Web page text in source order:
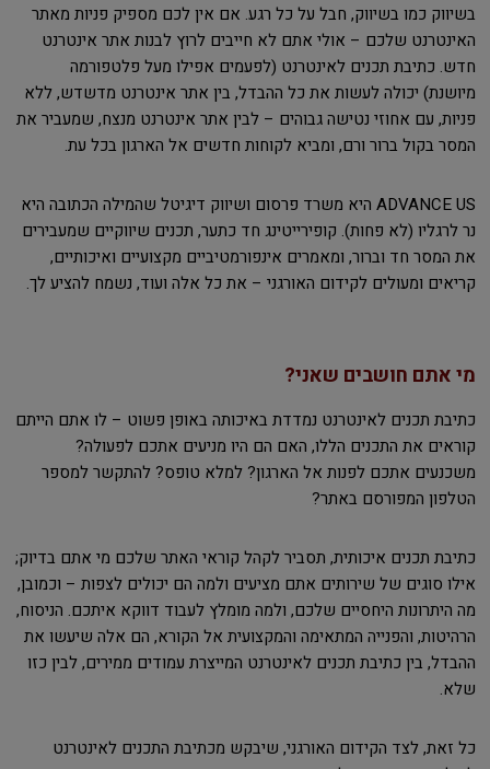
בשיווק כמו בשיווק, חבל על כל רגע. אם אין לכם מספיק פניות מאתר
האינטרנט שלכם – אולי אתם לא חייבים לרוץ לבנות אתר אינטרנט
חדש. כתיבת תכנים לאינטרנט (לפעמים אפילו מעל פלטפורמה
מיושנת) יכולה לעשות את כל ההבדל, בין אתר אינטרנט מדשדש, ללא
פניות, עם אחוזי נטישה גבוהים – לבין אתר אינטרנט מנצח, שמעביר את
המסר בקול ברור ורם, ומביא לקוחות חדשים אל הארגון בכל עת.
ADVANCE US היא משרד פרסום ושיווק דיגיטל שהמילה הכתובה היא
נר לרגליו (לא פחות). קופירייטינג חד כתער, תכנים שיווקיים שמעבירים
את המסר חד וברור, ומאמרים אינפורמטיביים מקצועיים ואיכותיים,
קריאים ומעולים לקידום האורגני – את כל אלה ועוד, נשמח להציע לך.
מי אתם חושבים שאני?
כתיבת תכנים לאינטרנט נמדדת באיכותה באופן פשוט – לו אתם הייתם
קוראים את התכנים הללו, האם הם היו מניעים אתכם לפעולה?
משכנעים אתכם לפנות אל הארגון? למלא טופס? להתקשר למספר
הטלפון המפורסם באתר?
כתיבת תכנים איכותית, תסביר לקהל קוראי האתר שלכם מי אתם בדיוק;
אילו סוגים של שירותים אתם מציעים ולמה הם יכולים לצפות – וכמובן,
מה היתרונות היחסיים שלכם, ולמה מומלץ לעבוד דווקא איתכם. הניסוח,
הרהיטות, והפנייה המתאימה והמקצועית אל הקורא, הם אלה שיעשו את
ההבדל, בין כתיבת תכנים לאינטרנט המייצרת עמודים ממירים, לבין כזו
שלא.
כל זאת, לצד הקידום האורגני, שיבקש מכתיבת התכנים לאינטרנט